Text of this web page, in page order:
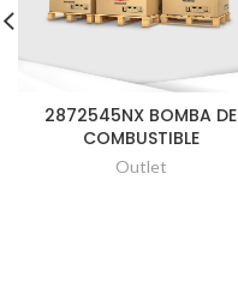
2872545NX BOMBA DE
COMBUSTIBLE
Outlet